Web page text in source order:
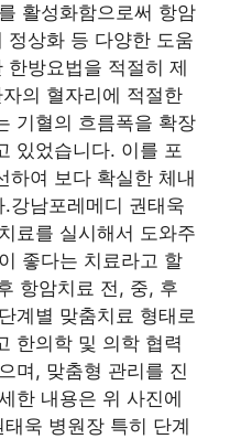
활성화함으로써 항암
정상화 등 다양한 도움
방요법을 적절히 제
의 혈자리에 적절한
기혈의 흐름폭을 확장
있었습니다. 이를 포
하여 보다 확실한 체내
강남포레메디 권태욱
료를 실시해서 도와주
좋다는 치료라고 할
항암치료 전, 중, 후
계별 맞춤치료 형태로
한의학 및 의학 협력
며, 맞춤형 관리를 진
한 내용은 위 사진에
욱 병원장 특히 단계